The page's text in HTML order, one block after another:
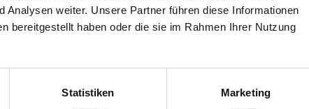
weiter. Unsere Partner führen diese Informationen
bereitgestellt haben oder die sie im Rahmen Ihrer Nutzung
Statistiken Marketing
November 2025
Oktober 2025
Mai 2025